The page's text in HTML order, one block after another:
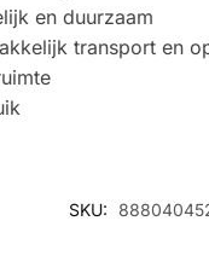
en duurzaam
transport en
SKU: